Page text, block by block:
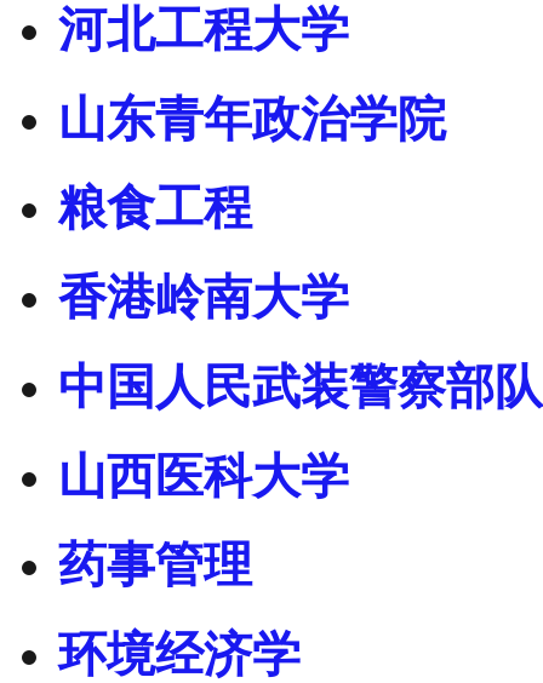
河北工程大学
山东青年政治学院
粮食工程
香港岭南大学
中国人民武装警察部
山西医科大学
药事管理
环境经济学